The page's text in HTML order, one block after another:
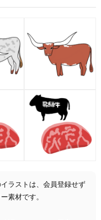
ラストは、会員登録せず
素材です。